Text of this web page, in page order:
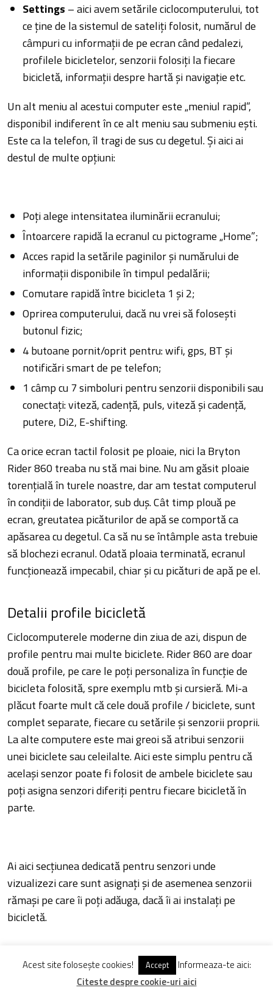
Settings – aici avem setările ciclocomputerului, tot
ce ține de la sistemul de sateliți folosit, numărul de
câmpuri cu informații de pe ecran când pedalezi,
profilele bicicletelor, senzorii folosiți la fiecare
bicicletă, informații despre hartă și navigație etc.
Un alt meniu al acestui computer este „meniul rapid”,
disponibil indiferent în ce alt meniu sau submeniu ești.
Este ca la telefon, îl tragi de sus cu degetul. Și aici ai
destul de multe opțiuni:
Poți alege intensitatea iluminării ecranului;
Întoarcere rapidă la ecranul cu pictograme „Home”;
Acces rapid la setările paginilor și numărului de
informații disponibile în timpul pedalării;
Comutare rapidă între bicicleta 1 și 2;
Oprirea computerului, dacă nu vrei să folosești
butonul fizic;
4 butoane pornit/oprit pentru: wifi, gps, BT și
notificări smart de pe telefon;
1 câmp cu 7 simboluri pentru senzorii disponibili sau
conectați: viteză, cadență, puls, viteză și cadență,
putere, Di2, E-shifting.
Ca orice ecran tactil folosit pe ploaie, nici la Bryton
Rider 860 treaba nu stă mai bine. Nu am găsit ploaie
torențială în turele noastre, dar am testat computerul
în condiții de laborator, sub duș. Cât timp plouă pe
ecran, greutatea picăturilor de apă se comportă ca
apăsarea cu degetul. Ca să nu se întâmple asta trebuie
să blochezi ecranul. Odată ploaia terminată, ecranul
funcționează impecabil, chiar și cu picături de apă pe el.
Detalii profile bicicletă
Ciclocomputerele moderne din ziua de azi, dispun de
profile pentru mai multe biciclete. Rider 860 are doar
două profile, pe care le poți personaliza în funcție de
bicicleta folosită, spre exemplu mtb și cursieră. Mi-a
plăcut foarte mult că cele două profile / biciclete, sunt
complet separate, fiecare cu setările și senzorii proprii.
La alte computere este mai greoi să atribui senzorii
unei biciclete sau celeilalte. Aici este simplu pentru că
același senzor poate fi folosit de ambele biciclete sau
poți asigna senzori diferiți pentru fiecare bicicletă în
parte.
Ai aici secțiunea dedicată pentru senzori unde
vizualizezi care sunt asignați și de asemenea senzorii
rămași pe care îi poți adăuga, dacă îi ai instalați pe
bicicletă.
Pentru fiecare bicicleta în parte poți alege sursa de la
care să fie măsurată viteza, dar și prioritatea pentru
computer. Spre exemplu dacă nu ai senzorul de viteză
Acest site folosește cookies! Accept
Informeaza-te aici:
Citeste despre cookie-uri aici